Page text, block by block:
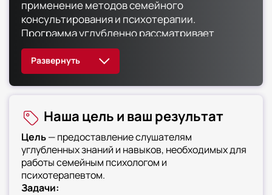
применение методов семейного
консультирования и психотерапии.
Программа углубленно рассматривает
интеграцию арт-терапевтических подходов в
работу с различными типами семей.
Слушатели изучат специфику
консультирования партнерских и сексуальных
кризисными состояниями и
психологическими травмами в семейном
контексте. Курс включает освоение методов
диагностики и коррекции с использованием
арт-терапии. Вы получите подготовку для
работы с разнообразными запросами в
Наша цель и ваш результат
Цель— предоставление слушателям
углубленных знаний и навыков, необходимых для
работы семейным психологом и
психотерапевтом.
Задачи: